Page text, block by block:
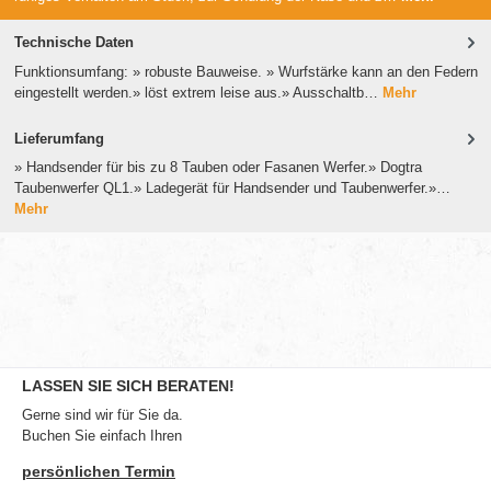
Technische Daten
Funktionsumfang: » robuste Bauweise. » Wurfstärke kann an den Federn
eingestellt werden.» löst extrem leise aus.» Ausschaltb… Mehr
Lieferumfang
» Handsender für bis zu 8 Tauben oder Fasanen Werfer.» Dogtra
Taubenwerfer QL1.» Ladegerät für Handsender und Taubenwerfer.»…
Mehr
LASSEN SIE SICH BERATEN!
Gerne sind wir für Sie da.
Buchen Sie einfach Ihren
persönlichen Termin